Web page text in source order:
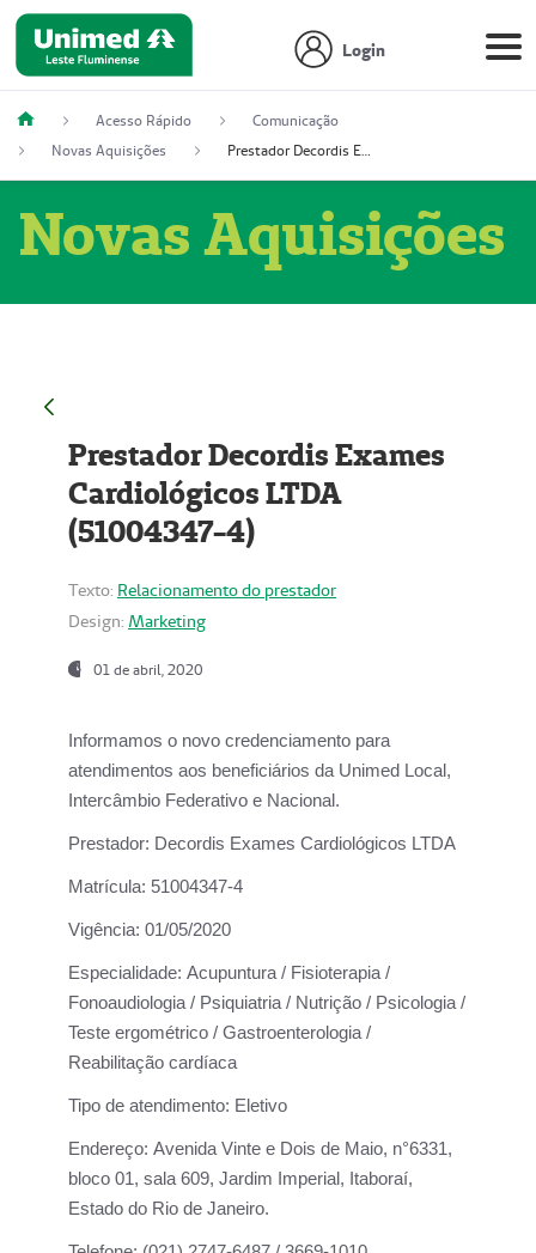
Login
Acesso Rápido
Comunicação
Novas Aquisições
Prestador Decordis Exames Cardiológicos LTDA (51004347-4)
Novas Aquisições
Prestador Decordis Exames
Cardiológicos LTDA
(51004347-4)
Texto: Relacionamento do prestador
Design: Marketing
01 de abril, 2020
Informamos o novo credenciamento para
atendimentos aos beneficiários da Unimed Local,
Intercâmbio Federativo e Nacional.
Prestador: Decordis Exames Cardiológicos LTDA
Matrícula: 51004347-4
Vigência: 01/05/2020
Especialidade: Acupuntura / Fisioterapia /
Fonoaudiologia / Psiquiatria / Nutrição / Psicologia /
Teste ergométrico / Gastroenterologia /
Reabilitação cardíaca
Tipo de atendimento: Eletivo
Endereço: Avenida Vinte e Dois de Maio, n°6331,
bloco 01, sala 609, Jardim Imperial, Itaboraí,
Estado do Rio de Janeiro.